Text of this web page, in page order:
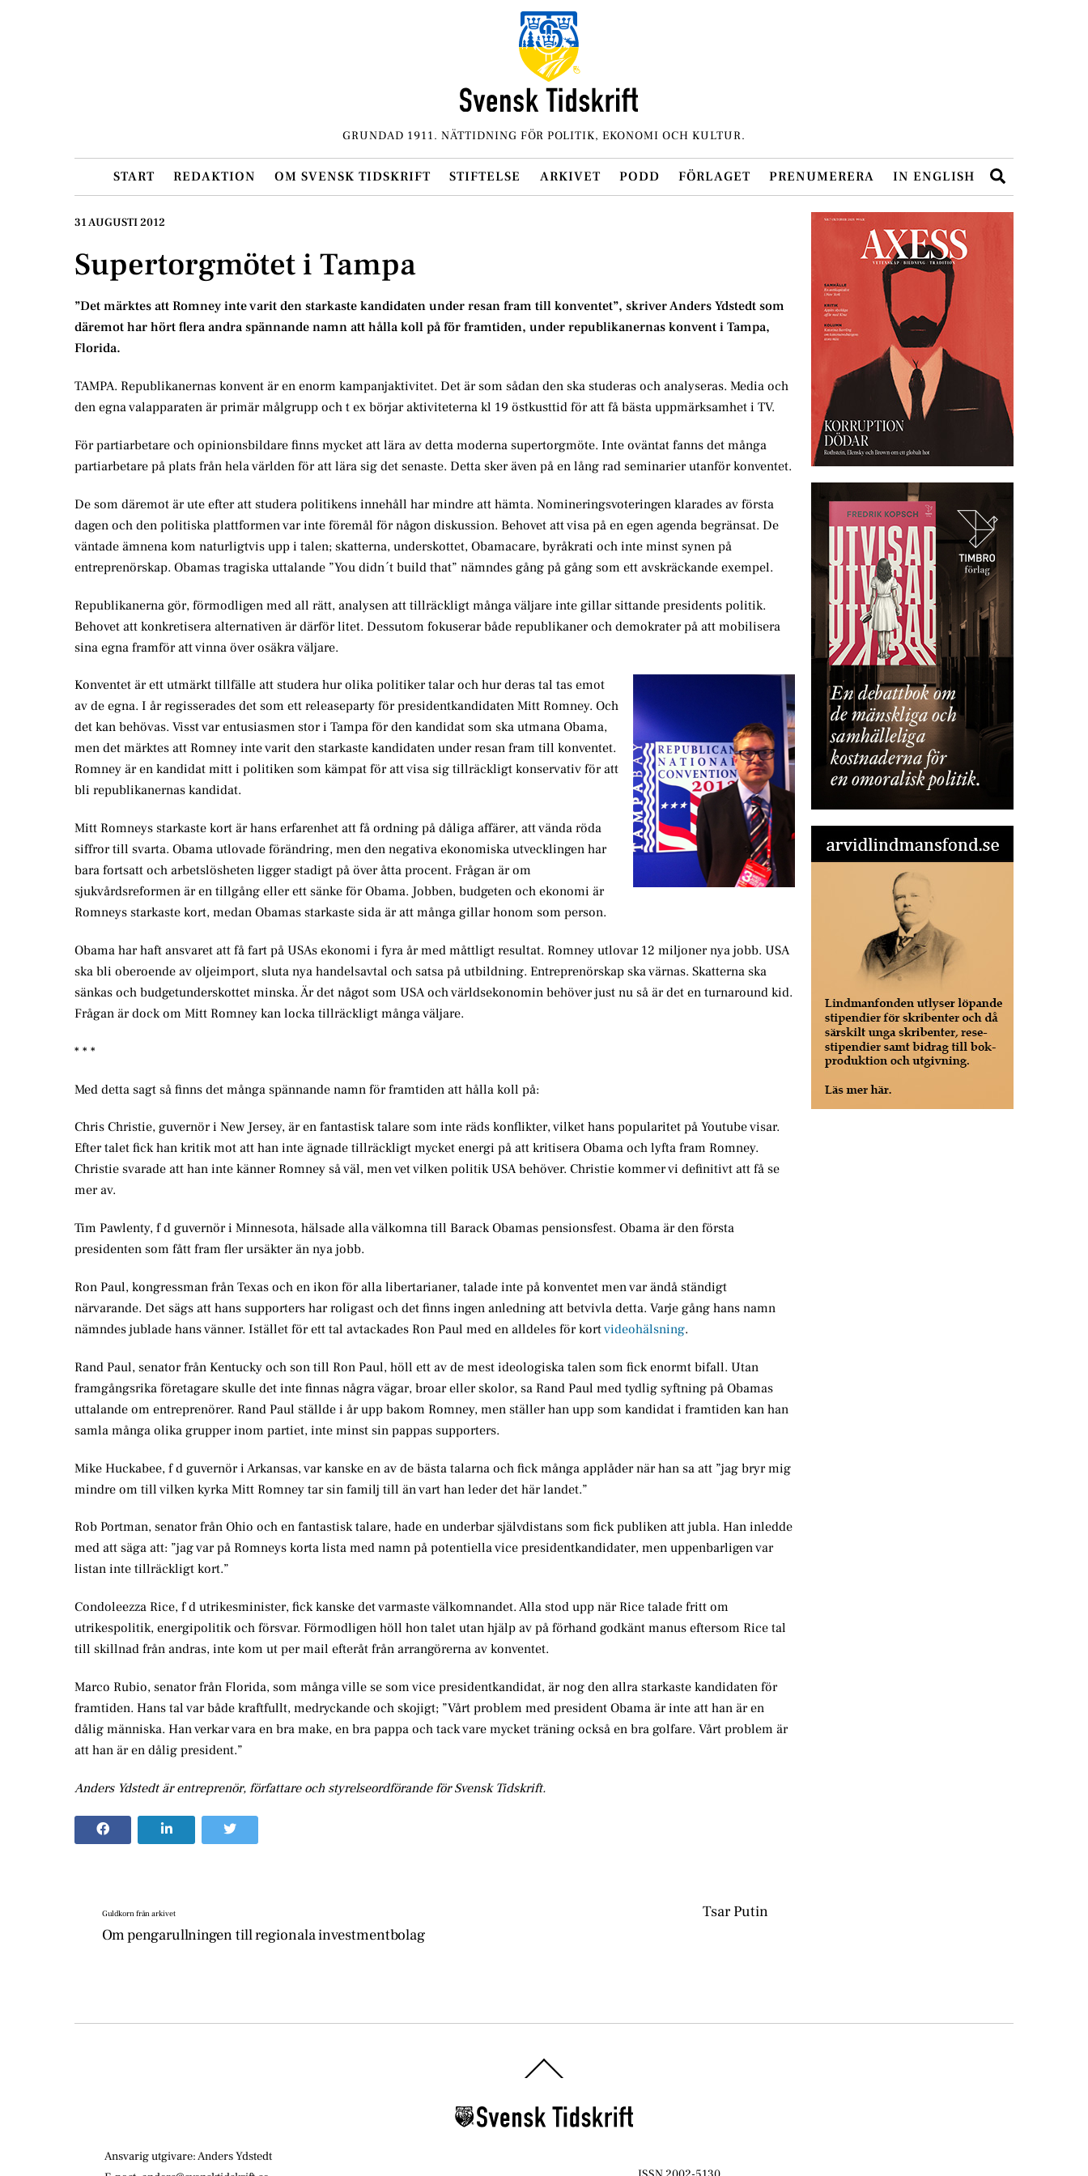
GRUNDAD 1911. NÄTTIDNING FÖR POLITIK, EKONOMI OCH KULTUR.
START REDAKTION OM SVENSK TIDSKRIFT STIFTELSE ARKIVET PODD FÖRLAGET PRENUMERERA IN ENGLISH
31 AUGUSTI 2012
Supertorgmötet i Tampa
”Det märktes att Romney inte varit den starkaste kandidaten under resan fram till konventet”, skriver Anders Ydstedt som
däremot har hört flera andra spännande namn att hålla koll på för framtiden, under republikanernas konvent i Tampa,
Florida.
TAMPA. Republikanernas konvent är en enorm kampanjaktivitet. Det är som sådan den ska studeras och analyseras. Media och
den egna valapparaten är primär målgrupp och t ex börjar aktiviteterna kl 19 östkusttid för att få bästa uppmärksamhet i TV.
För partiarbetare och opinionsbildare finns mycket att lära av detta moderna supertorgmöte. Inte oväntat fanns det många
partiarbetare på plats från hela världen för att lära sig det senaste. Detta sker även på en lång rad seminarier utanför konventet.
De som däremot är ute efter att studera politikens innehåll har mindre att hämta. Nomineringsvoteringen klarades av första
dagen och den politiska plattformen var inte föremål för någon diskussion. Behovet att visa på en egen agenda begränsat. De
väntade ämnena kom naturligtvis upp i talen; skatterna, underskottet, Obamacare, byråkrati och inte minst synen på
entreprenörskap. Obamas tragiska uttalande ”You didn´t build that” nämndes gång på gång som ett avskräckande exempel.
Republikanerna gör, förmodligen med all rätt, analysen att tillräckligt många väljare inte gillar sittande presidents politik.
Behovet att konkretisera alternativen är därför litet. Dessutom fokuserar både republikaner och demokrater på att mobilisera
sina egna framför att vinna över osäkra väljare.
Konventet är ett utmärkt tillfälle att studera hur olika politiker talar och hur deras tal tas emot
av de egna. I år regisserades det som ett releaseparty för presidentkandidaten Mitt Romney. Och
det kan behövas. Visst var entusiasmen stor i Tampa för den kandidat som ska utmana Obama,
men det märktes att Romney inte varit den starkaste kandidaten under resan fram till konventet.
Romney är en kandidat mitt i politiken som kämpat för att visa sig tillräckligt konservativ för att
bli republikanernas kandidat.
Mitt Romneys starkaste kort är hans erfarenhet att få ordning på dåliga affärer, att vända röda
siffror till svarta. Obama utlovade förändring, men den negativa ekonomiska utvecklingen har
bara fortsatt och arbetslösheten ligger stadigt på över åtta procent. Frågan är om
sjukvårdsreformen är en tillgång eller ett sänke för Obama. Jobben, budgeten och ekonomi är
Romneys starkaste kort, medan Obamas starkaste sida är att många gillar honom som person.
Obama har haft ansvaret att få fart på USAs ekonomi i fyra år med måttligt resultat. Romney utlovar 12 miljoner nya jobb. USA
ska bli oberoende av oljeimport, sluta nya handelsavtal och satsa på utbildning. Entreprenörskap ska värnas. Skatterna ska
sänkas och budgetunderskottet minska. Är det något som USA och världsekonomin behöver just nu så är det en turnaround kid.
Frågan är dock om Mitt Romney kan locka tillräckligt många väljare.
* * *
Med detta sagt så finns det många spännande namn för framtiden att hålla koll på:
Chris Christie, guvernör i New Jersey, är en fantastisk talare som inte räds konflikter, vilket hans popularitet på Youtube visar.
Efter talet fick han kritik mot att han inte ägnade tillräckligt mycket energi på att kritisera Obama och lyfta fram Romney.
Christie svarade att han inte känner Romney så väl, men vet vilken politik USA behöver. Christie kommer vi definitivt att få se
mer av.
Tim Pawlenty, f d guvernör i Minnesota, hälsade alla välkomna till Barack Obamas pensionsfest. Obama är den första
presidenten som fått fram fler ursäkter än nya jobb.
Ron Paul, kongressman från Texas och en ikon för alla libertarianer, talade inte på konventet men var ändå ständigt
närvarande. Det sägs att hans supporters har roligast och det finns ingen anledning att betvivla detta. Varje gång hans namn
nämndes jublade hans vänner. Istället för ett tal avtackades Ron Paul med en alldeles för kortvideohälsning.
Rand Paul, senator från Kentucky och son till Ron Paul, höll ett av de mest ideologiska talen som fick enormt bifall. Utan
framgångsrika företagare skulle det inte finnas några vägar, broar eller skolor, sa Rand Paul med tydlig syftning på Obamas
uttalande om entreprenörer. Rand Paul ställde i år upp bakom Romney, men ställer han upp som kandidat i framtiden kan han
samla många olika grupper inom partiet, inte minst sin pappas supporters.
Mike Huckabee, f d guvernör i Arkansas, var kanske en av de bästa talarna och fick många applåder när han sa att ”jag bryr mig
mindre om till vilken kyrka Mitt Romney tar sin familj till än vart han leder det här landet.”
Rob Portman, senator från Ohio och en fantastisk talare, hade en underbar självdistans som fick publiken att jubla. Han inledde
med att säga att: ”jag var på Romneys korta lista med namn på potentiella vice presidentkandidater, men uppenbarligen var
listan inte tillräckligt kort.”
Condoleezza Rice, f d utrikesminister, fick kanske det varmaste välkomnandet. Alla stod upp när Rice talade fritt om
utrikespolitik, energipolitik och försvar. Förmodligen höll hon talet utan hjälp av på förhand godkänt manus eftersom Rice tal
till skillnad från andras, inte kom ut per mail efteråt från arrangörerna av konventet.
Marco Rubio, senator från Florida, som många ville se som vice presidentkandidat, är nog den allra starkaste kandidaten för
framtiden. Hans tal var både kraftfullt, medryckande och skojigt; ”Vårt problem med president Obama är inte att han är en
dålig människa. Han verkar vara en bra make, en bra pappa och tack vare mycket träning också en bra golfare. Vårt problem är
att han är en dålig president.”
Anders Ydstedt är entreprenör, författare och styrelseordförande för Svensk Tidskrift.
Guldkorn från arkivet
Om pengarullningen till regionala investmentbolag
Tsar Putin
To
Ansvarig utgivare: Anders Ydstedt